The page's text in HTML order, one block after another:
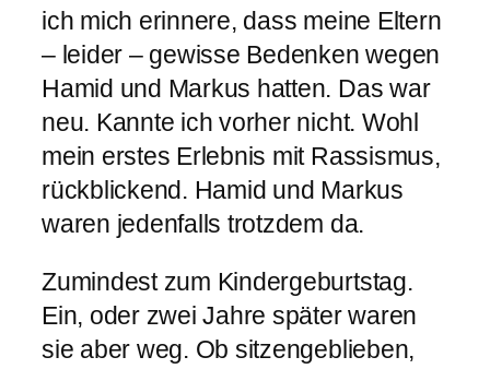
ich mich erinnere, dass meine Eltern
– leider – gewisse Bedenken wegen
Hamid und Markus hatten. Das war
neu. Kannte ich vorher nicht. Wohl
mein erstes Erlebnis mit Rassismus,
rückblickend. Hamid und Markus
waren jedenfalls trotzdem da.
Zumindest zum Kindergeburtstag.
Ein, oder zwei Jahre später waren
sie aber weg. Ob sitzengeblieben,